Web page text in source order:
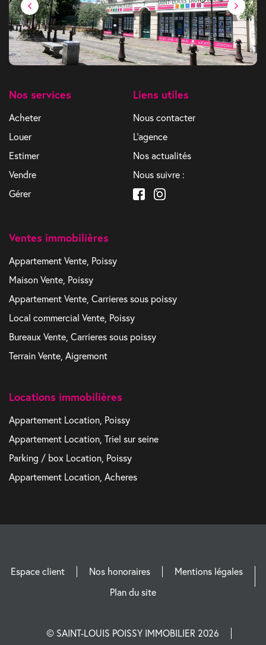
Nos services
Acheter
Louer
Estimer
Vendre
Gérer
Liens utiles
Nous contacter
L'agence
Nos actualités
Nous suivre :
Ventes immobilières
Appartement Vente, Poissy
Maison Vente, Poissy
Appartement Vente, Carrieres sous poissy
Local commercial Vente, Poissy
Bureaux Vente, Carrieres sous poissy
Terrain Vente, Aigremont
Locations immobilières
Appartement Location, Poissy
Appartement Location, Triel sur seine
Parking / box Location, Poissy
Appartement Location, Acheres
Espace client Nos honoraires
Mentions légales
Plan du site
© SAINT-LOUIS POISSY IMMOBILIER 2026